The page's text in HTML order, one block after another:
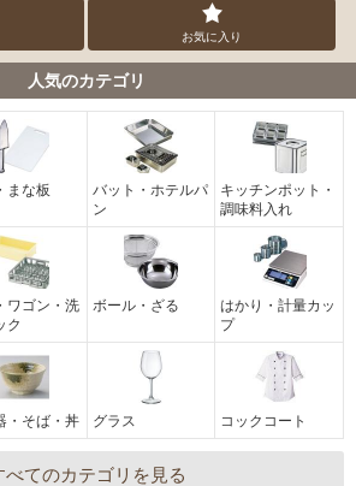
お気に入り
人気のカテゴリ
まな板
バット・ホテルパ
ン
キッチンポット・
調味料入れ
ワゴン・洗
ク
ボール・ざる
はかり・計量カッ
プ
・そば・丼 グラス コックコート
べてのカテゴリを見る